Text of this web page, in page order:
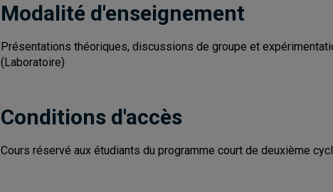
Modalité d'enseignement
Présentations théoriques, discussions de groupe et
(Laboratoire)
Conditions d'accès
Cours réservé aux étudiants du programme court de deuxième